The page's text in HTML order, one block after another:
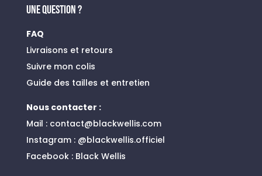
UNE QUESTION ?
FAQ
Livraisons et retours
Suivre mon colis
Guide des tailles et entretien
Nous contacter :
Mail : contact@blackwellis.com
Instagram :@blackwellis.officiel
Facebook : Black Wellis